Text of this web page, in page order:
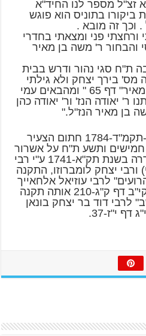
זצ"ל מספר לנו החיד"א
תקל"ד-1774 בעת ביקורו בתוניס הוא פוגש
וכך זה מובא .
ורחצתי פני ומצאתי בחדרי
והבחור ר' משה בן מאיר
ת"ח סגי נהור ודרש בבית
בירך יצחק ולא גילתי
הדבר כי אם לר' משה בן מאיר" דף 65 " ומהבאים עמי
ר' יאודה הנז' ור' יאודה כהן
בן מאיר הנז"ל."
הר"ח אלול שנת "עד עת"-תקמ"ד-1784 חתום הצעיר
ותשע ת"ח על אשרור
"תקנת הבשר" אשר אושררה בשנת תק"א-1741 ע"י רבי
יצחק לומברוזו, התקנה
לרבי עוזיאל אלחאייך
ליוורנו תר"כ-1860 סימן קי"ב דף ק"ג-210 אותה תקנה
לרבי דוד בר יצחק בונאן